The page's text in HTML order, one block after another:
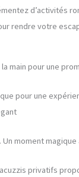
d’activités
rendre votre
la main pour une
pour une
Un moment
privatifs